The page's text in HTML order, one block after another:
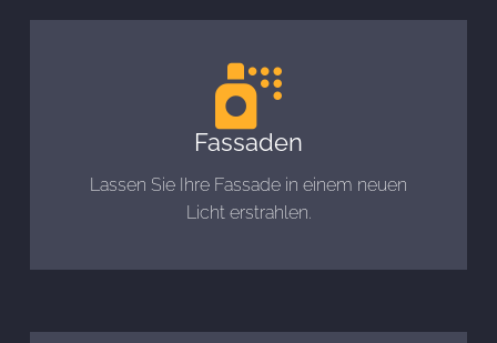
Fassaden
Lassen Sie Ihre Fassade in einem neuen
Licht erstrahlen.